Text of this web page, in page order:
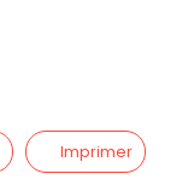
Imprimer